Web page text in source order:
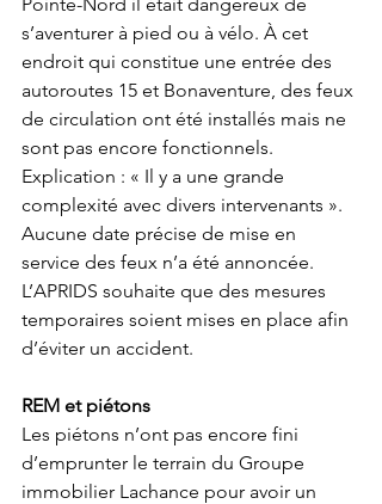
s’aventurer à pied ou à vélo. À cet
endroit qui constitue une entrée des
autoroutes 15 et Bonaventure, des feux
de circulation ont été installés mais ne
sont pas encore fonctionnels.
Explication : « Il y a une grande
complexité avec divers intervenants ».
Aucune date précise de mise en
service des feux n’a été annoncée.
L’APRIDS souhaite que des mesures
temporaires soient mises en place afin
d’éviter un accident.
REM et piétons
Les piétons n’ont pas encore fini
d’emprunter le terrain du Groupe
immobilier Lachance pour avoir un